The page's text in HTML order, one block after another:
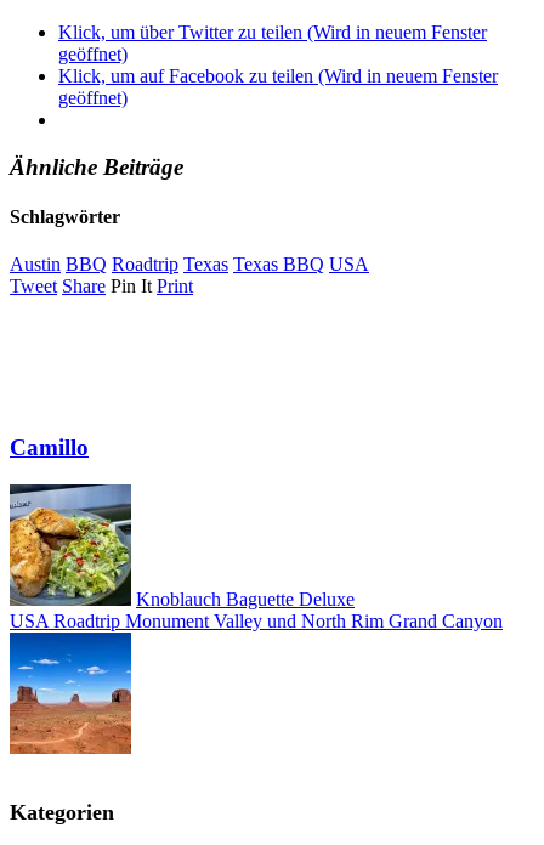
Klick, um über Twitter zu teilen (Wird in neuem Fenster
geöffnet)
Klick, um auf Facebook zu teilen (Wird in neuem Fenster
geöffnet)
Ähnliche Beiträge
Schlagwörter
Austin BBQ Roadtrip Texas Texas BBQ USA
Tweet Share Pin It Print
Camillo
Knoblauch Baguette Deluxe
USA Roadtrip Monument Valley und North Rim Grand Canyon
Kategorien